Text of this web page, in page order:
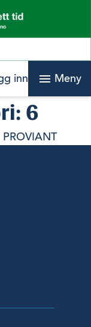
inn menu Meny
6
PROVIANT